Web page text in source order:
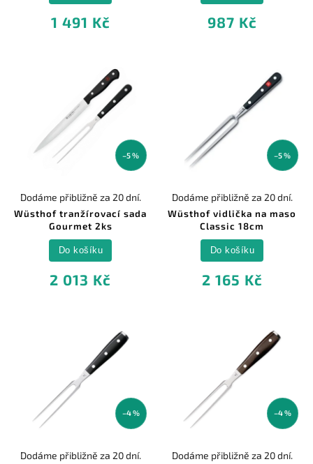
1 491 Kč 987 Kč
–5 %
Wüsthof tranžírovací sada
Gourmet 2ks
Dodáme přibližně za 20 dní.
2 013 Kč
Do košíku
–5 %
Wüsthof vidlička na maso
Classic 18cm
Dodáme přibližně za 20 dní.
2 165 Kč
Do košíku
–4 %
Dodáme přibližně za 20 dní.
–4 %
Dodáme přibližně za 20 dní.